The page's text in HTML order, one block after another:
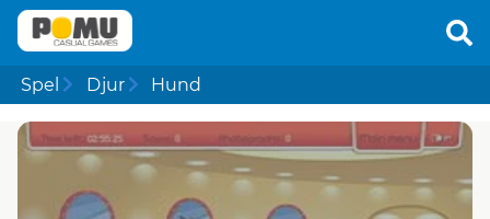
Spel Djur Hund